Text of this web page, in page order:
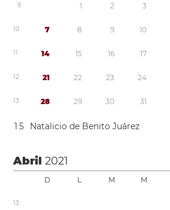
9 1 2 3
10 7 8 9 10
11 14 15 16 17
12 21 22 23 24
13 28 29 30 31
1 5 Natalicio de Benito Juárez
Abril2021
D L M M
13